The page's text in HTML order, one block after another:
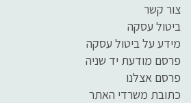
צור קשר
ביטול עסקה
מידע על ביטול עסקה
פרסם מודעת יד שניה
פרסם אצלנו
כתובת משרדי האתר